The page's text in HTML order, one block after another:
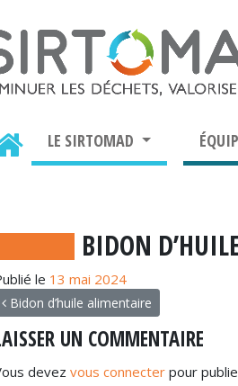
LE SIRTOMAD
BIDON
le 13 mai 2024
NAVIGATION
Bidon d’huile alimentaire
UN COMMENTAIRE
devez vous connecter pour